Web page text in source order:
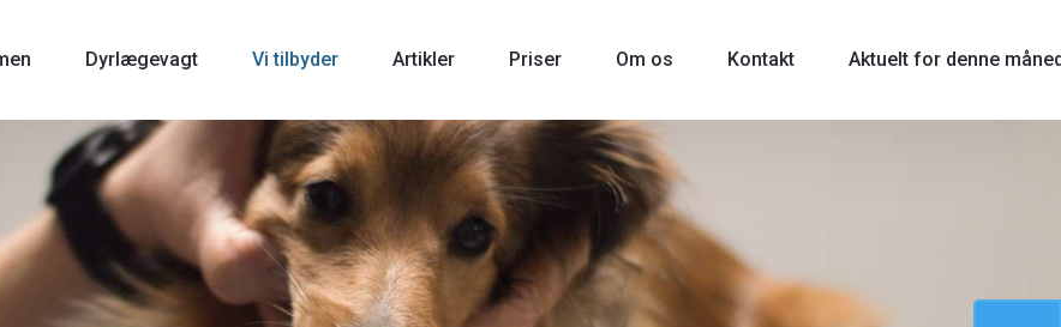
Dyrlægevagt Vi tilbyder Artikler Priser Om os Kontakt Aktuelt for denne